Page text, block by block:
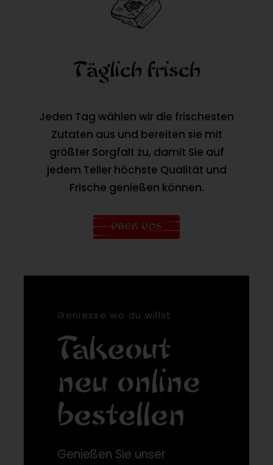
Täglich frisch
Jeden Tag wählen wir die frischesten
Zutaten aus und bereiten sie mit
größter Sorgfalt zu, damit Sie auf
jedem Teller höchste Qualität und
Frische genießen können.
ÜBER UNS
Geniesse wo du willst
Takeout
neu online
bestellen
Genießen Sie unser